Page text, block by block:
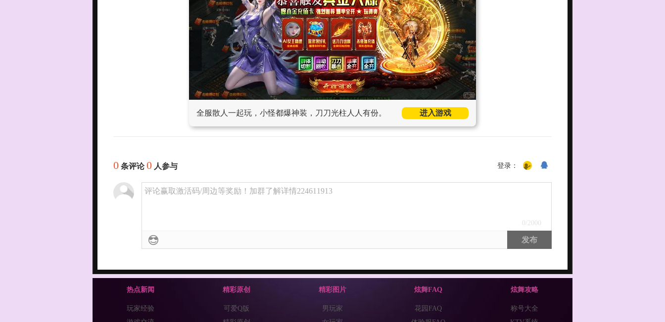
全服散人一起玩，小怪都爆神装，刀刀光柱人人有份。 进入游戏
0 条评论0 人参与 登录：
评论赢取激活码/周边等奖励！加群了解详情224611913
0 /2000
发布
热点新闻
玩家经验
精彩原创
可爱Q版
精彩图片
男玩家
炫舞FAQ
花园FAQ
炫舞攻略
称号大全